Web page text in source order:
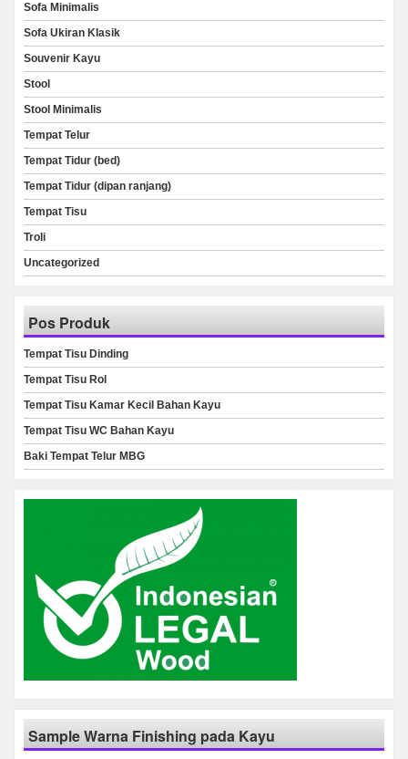
Sofa Minimalis
Sofa Ukiran Klasik
Souvenir Kayu
Stool
Stool Minimalis
Tempat Telur
Tempat Tidur (bed)
Tempat Tidur (dipan ranjang)
Tempat Tisu
Troli
Uncategorized
Pos Produk
Tempat Tisu Dinding
Tempat Tisu Rol
Tempat Tisu Kamar Kecil Bahan Kayu
Tempat Tisu WC Bahan Kayu
Baki Tempat Telur MBG
Sample Warna Finishing pada Kayu